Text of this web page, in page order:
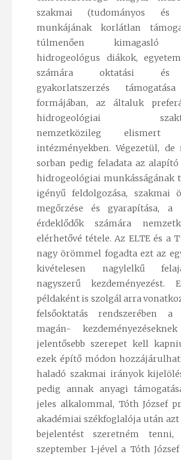
szakmai (tudományos és
munkájának korlátlan
túlmenően kimagasló
hidrogeológus diákok,
számára oktatási és
gyakorlatszerzés
formájában, az általuk
hidrogeológiai
nemzetközileg elismert
intézményekben. Végezetül,
sorban pedig feladata az alapító
hidrogeológiai munkásságának
igényű feldolgozása, szakmai
megőrzése és gyarapítása,
érdeklődők számára
elérhetővé tétele. Az ELTE és a
nagy örömmel fogadta ezt az
kivételesen nagylelkű
nagyszerű kezdeményezést.
példaként is szolgál arra
felsőoktatás rendszerében
magán-
jelentősebb szerepet kell
ezek építő módon
haladó szakmai irányok
pedig annak anyagi
jeles alkalommal, Tóth József
akadémiai székfoglalója után
bejelentést szeretném tenni,
szeptember 1-jével a Tóth